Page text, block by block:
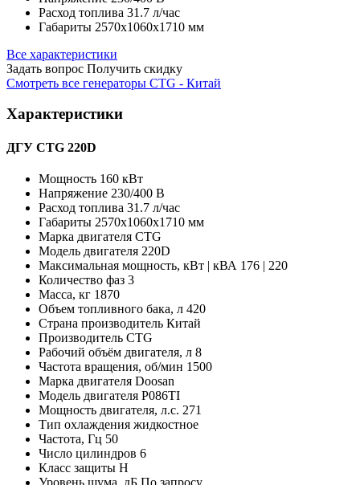
Расход топлива 31.7 л/час
Габариты 2570x1060x1710 мм
Все характеристики
Задать вопрос Получить скидку
Смотреть все генераторы CTG - Китай
Характеристики
ДГУ CTG 220D
Мощность 160 кВт
Напряжение 230/400 В
Расход топлива 31.7 л/час
Габариты 2570x1060x1710 мм
Марка двигателя CTG
Модель двигателя 220D
Максимальная мощность, кВт | кВА 176 | 220
Количество фаз 3
Масса, кг 1870
Объем топливного бака, л 420
Страна производитель Китай
Производитель CTG
Рабочий объём двигателя, л 8
Частота вращения, об/мин 1500
Марка двигателя Doosan
Модель двигателя P086TI
Мощность двигателя, л.с. 271
Тип охлаждения жидкостное
Частота, Гц 50
Число цилиндров 6
Класс защиты H
Уровень шума, дБ По запросу